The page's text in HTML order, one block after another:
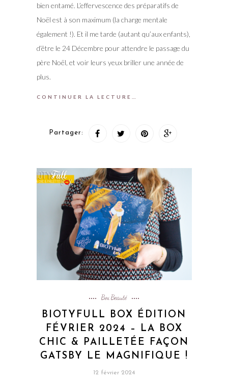
bien entamé. L’effervescence des préparatifs de
Noël est à son maximum (la charge mentale
également !). Et il me tarde (autant qu’aux enfants),
d’être le 24 Décembre pour attendre le passage du
père Noël, et voir leurs yeux briller une année de
plus.
CONTINUER LA LECTURE…
Partager:
Box Beauté
BIOTYFULL BOX ÉDITION
FÉVRIER 2024 – LA BOX
CHIC & PAILLETÉE FAÇON
GATSBY LE MAGNIFIQUE !
12 février 2024